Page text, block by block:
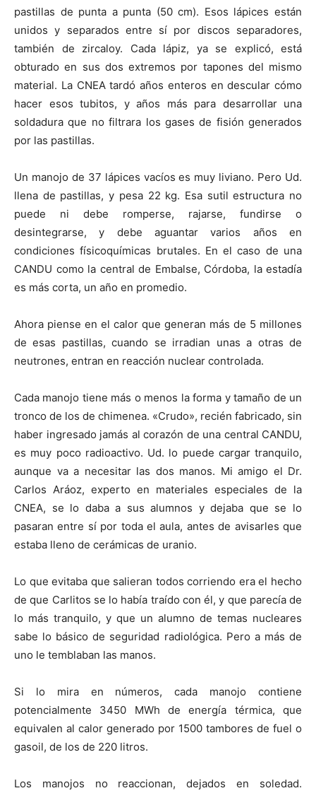
pastillas de punta a punta (50 cm). Esos lápices están
unidos y separados entre sí por discos separadores,
también de zircaloy. Cada lápiz, ya se explicó, está
obturado en sus dos extremos por tapones del mismo
material. La CNEA tardó años enteros en descular cómo
hacer esos tubitos, y años más para desarrollar una
soldadura que no filtrara los gases de fisión generados
por las pastillas.
Un manojo de 37 lápices vacíos es muy liviano. Pero Ud.
llena de pastillas, y pesa 22 kg. Esa sutil estructura no
puede ni debe romperse, rajarse, fundirse o
desintegrarse, y debe aguantar varios años en
condiciones físicoquímicas brutales. En el caso de una
CANDU como la central de Embalse, Córdoba, la estadía
es más corta, un año en promedio.
Ahora piense en el calor que generan más de 5 millones
de esas pastillas, cuando se irradian unas a otras de
neutrones, entran en reacción nuclear controlada.
Cada manojo tiene más o menos la forma y tamaño de un
tronco de los de chimenea. «Crudo», recién fabricado, sin
haber ingresado jamás al corazón de una central CANDU,
es muy poco radioactivo. Ud. lo puede cargar tranquilo,
aunque va a necesitar las dos manos. Mi amigo el Dr.
Carlos Aráoz, experto en materiales especiales de la
CNEA, se lo daba a sus alumnos y dejaba que se lo
pasaran entre sí por toda el aula, antes de avisarles que
estaba lleno de cerámicas de uranio.
Lo que evitaba que salieran todos corriendo era el hecho
de que Carlitos se lo había traído con él, y que parecía de
lo más tranquilo, y que un alumno de temas nucleares
sabe lo básico de seguridad radiológica. Pero a más de
uno le temblaban las manos.
Si lo mira en números, cada manojo contiene
potencialmente 3450 MWh de energía térmica, que
equivalen al calor generado por 1500 tambores de fuel o
gasoil, de los de 220 litros.
Los manojos no reaccionan, dejados en soledad.